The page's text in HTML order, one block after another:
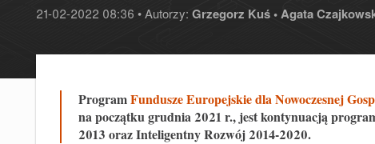
21-02-2022 08:36 • Autorzy: Grzegorz Kuś •Agata
ProgramFundusze Europejskie dla Nowoczesnej
na początku grudnia 2021 r., jest kontynuacją
2013 oraz Inteligentny Rozwój 2014-2020.